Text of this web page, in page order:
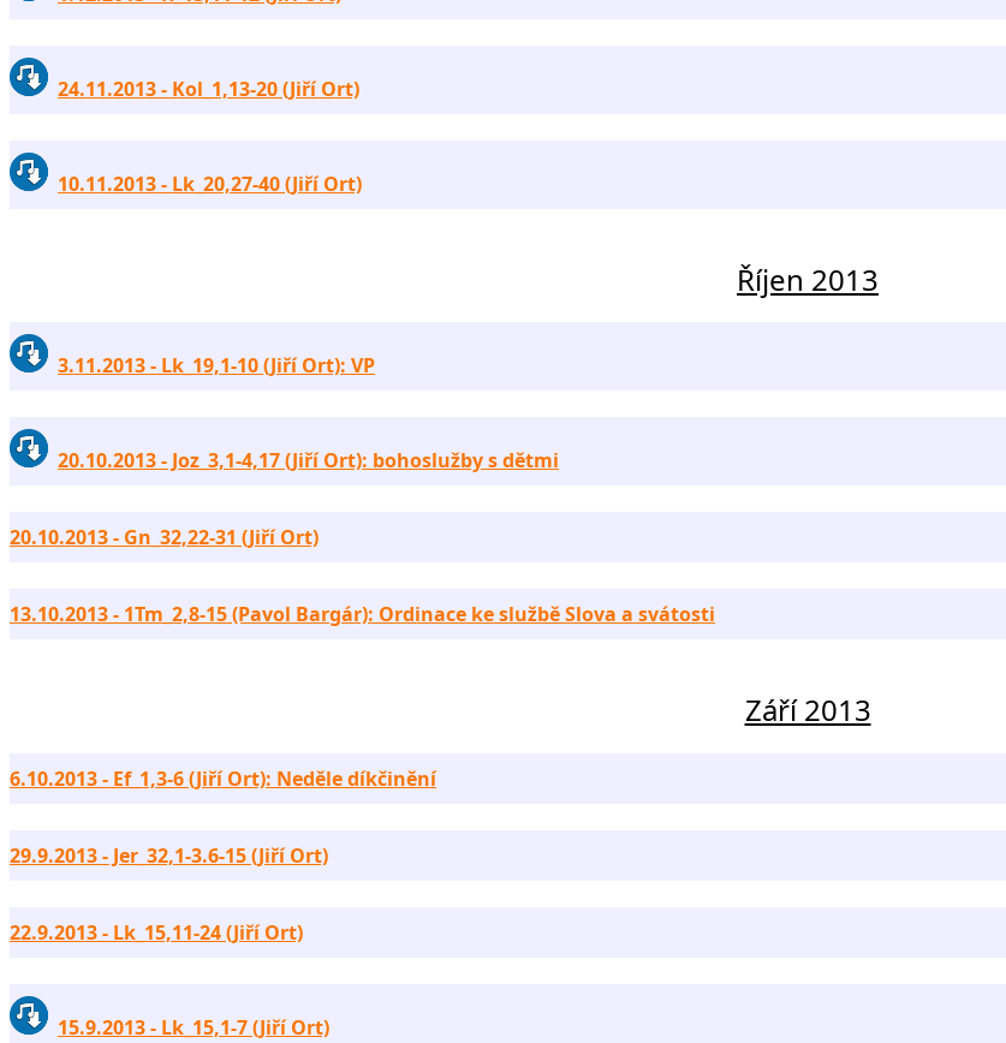
24.11.2013 - Kol_1,13-20 (Jiří Ort)
10.11.2013 - Lk_20,27-40 (Jiří Ort)
Říjen 2013
3.11.2013 - Lk_19,1-10 (Jiří Ort): VP
20.10.2013 - Joz_3,1-4,17 (Jiří Ort): bohoslužby s dětmi
20.10.2013 - Gn_32,22-31 (Jiří Ort)
13.10.2013 - 1Tm_2,8-15 (Pavol Bargár): Ordinace ke službě Slova a svátosti
Září 2013
6.10.2013 - Ef_1,3-6 (Jiří Ort): Neděle díkčinění
29.9.2013 - Jer_32,1-3.6-15 (Jiří Ort)
22.9.2013 - Lk_15,11-24 (Jiří Ort)
15.9.2013 - Lk_15,1-7 (Jiří Ort)